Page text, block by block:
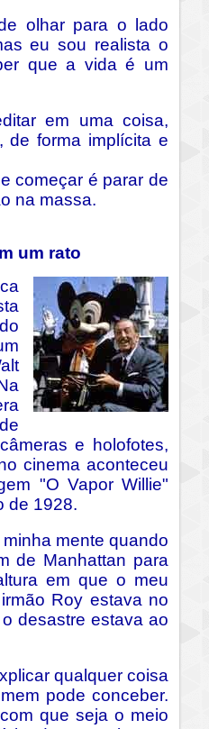
olhar para o lado
eu sou realista o
que a vida é um
em uma coisa,
de forma implícita e
começar é parar de
na massa.
um rato
e holofotes,
cinema aconteceu
"O Vapor Willie"
de 1928.
mente quando
de Manhattan para
em que o meu
Roy estava no
desastre estava ao
qualquer coisa
pode conceber.
que seja o meio